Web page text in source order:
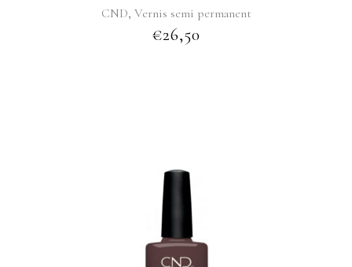
CND, Vernis semi permanent
€26,50